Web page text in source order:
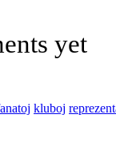
yet
kluboj